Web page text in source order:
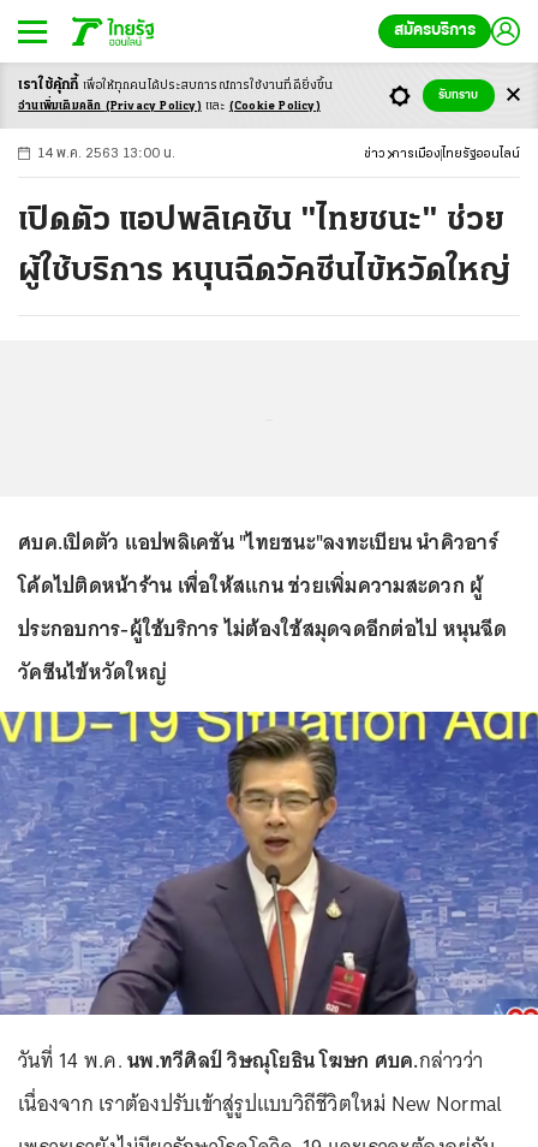
สมัครบริการ
-ก ก ก+
14 พ.ค. 2563 13:00 น. ข่าว การเมือง ไทยรัฐออนไลน์
เปิดตัว แอปพลิเคชัน "ไทยชนะ" ช่วย
ผู้ใช้บริการ หนุนฉีดวัคซีนไข้หวัดใหญ่
ศบค.เปิดตัว แอปพลิเคชัน "ไทยชนะ"ลงทะเบียน นำคิวอาร์
โค้ดไปติดหน้าร้าน เพื่อให้สแกน ช่วยเพิ่มความสะดวก ผู้
ประกอบการ-ผู้ใช้บริการ ไม่ต้องใช้สมุดจดอีกต่อไป หนุนฉีด
วัคซีนไข้หวัดใหญ่
วันที่ 14 พ.ค.นพ.ทวีศิลป์ วิษณุโยธิน โฆษก ศบค.กล่าวว่า
เนื่องจาก เราต้องปรับเข้าสู่รูปแบบวิถีชีวิตใหม่ New Normal
เราใช้คุ้กกี้ เพื่อให้ทุกคนได้ประสบการณ์การใช้งานที่ดียิ่งขึ้น
อ่านเพิ่มเติมคลิก (Privacy Policy) และ (Cookie Policy)
รับทราบ